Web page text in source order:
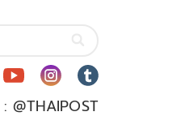
: @THAIPOST